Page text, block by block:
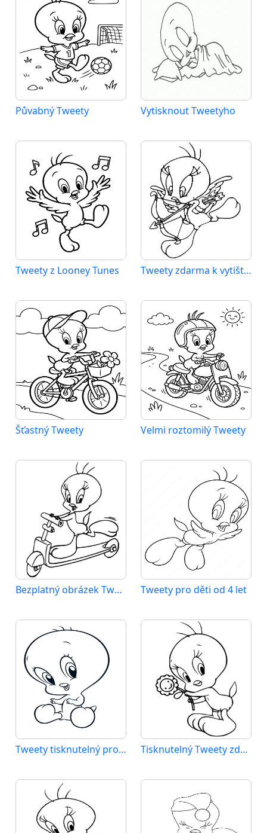
Půvabný Tweety Vytisknout Tweetyho
Tweety z Looney Tunes Tweety zdarma k vytištění
Šťastný Tweety Velmi roztomilý Tweety
Bezplatný obrázek Tweetyho Tweety pro děti od 4 let
Tweety tisknutelný pro děti Tisknutelný Tweety zdarma